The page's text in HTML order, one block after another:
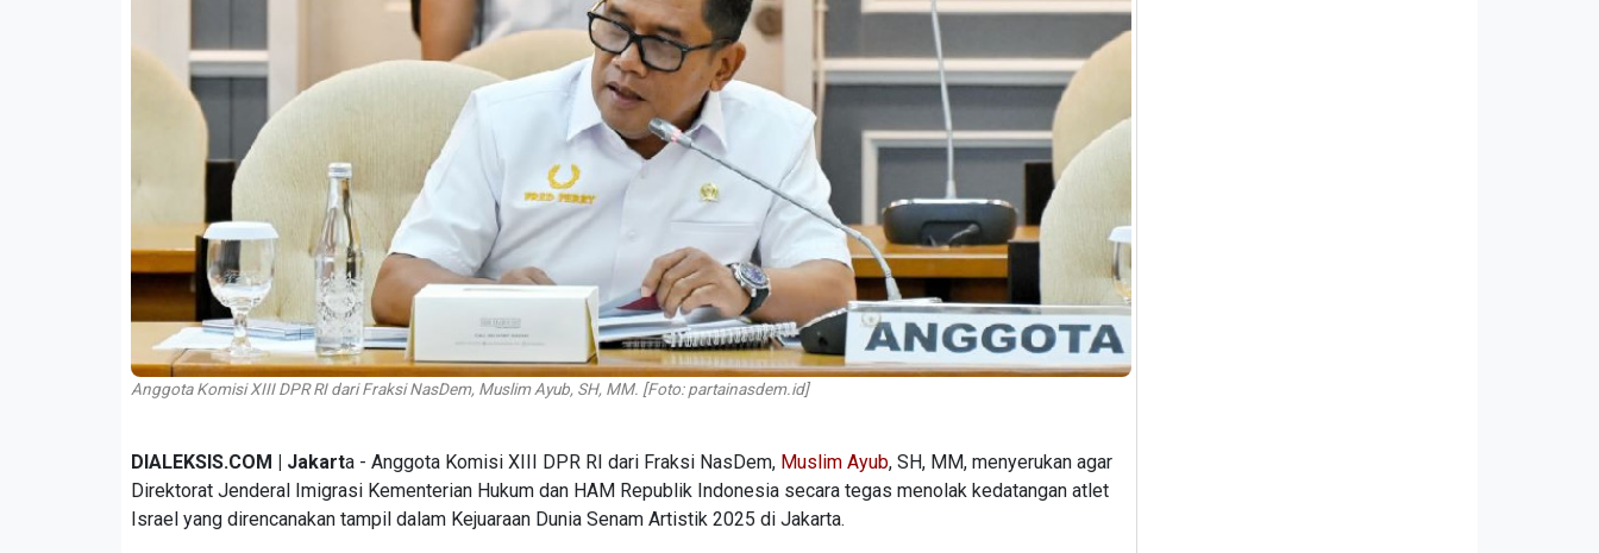
Anggota Komisi XIII DPR RI dari Fraksi NasDem, Muslim Ayub, SH, MM. [Foto: partainasdem.id]
DIALEKSIS.COM | Jakarta - Anggota Komisi XIII DPR RI dari Fraksi NasDem, Muslim Ayub, SH, MM, menyerukan agar
Direktorat Jenderal Imigrasi Kementerian Hukum dan HAM Republik Indonesia secara tegas menolak kedatangan atlet
Israel yang direncanakan tampil dalam Kejuaraan Dunia Senam Artistik 2025 di Jakarta.